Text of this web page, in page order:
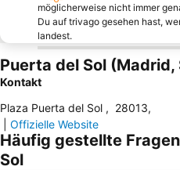
möglicherweise nicht immer
Du auf trivago gesehen hast,
landest.
Puerta del Sol (Madrid,
Kontakt
Plaza Puerta del Sol , 28013,
Offizielle Website
Häufig gestellte
Sol